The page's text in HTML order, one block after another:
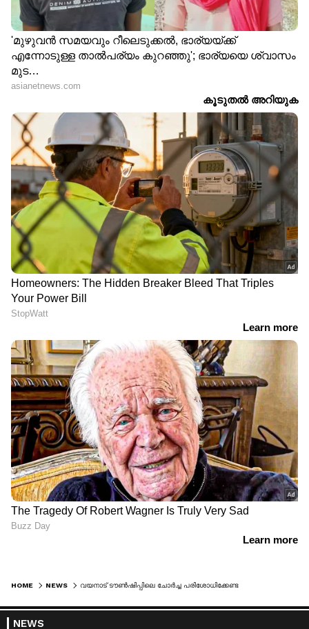
HOME NEWS വയനാട് ടൗണ്‍ഷിപ്പിലെ ചോര്‍ച്ച പരിശോധിക്കേണ്ടത് മന്ത്രിയല്ല,എഞ്ചിനീയര്‍മാരാണ്, തെരഞ്ഞെടുപ്പിന് മുമ്പ് നടത്തിയത് ഉദ്ഘാടന നാടകം:വി ഡി സതീശന്‍
NEWS